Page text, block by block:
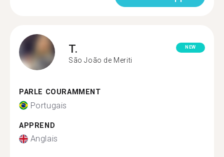
T.
São João de Meriti
NEW
PARLE COURAMMENT
Portugais
APPREND
Anglais